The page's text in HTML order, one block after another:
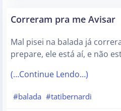
Correram pra me Avisar
Mal pisei na balada já
prepare, ele está aí, e não
(…Continue Lendo…)
#balada #tatibernardi